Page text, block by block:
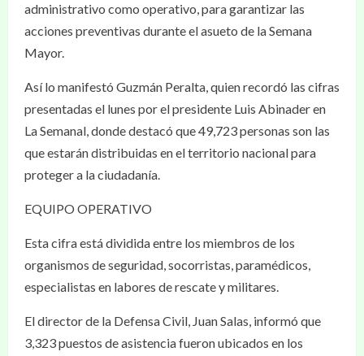
administrativo como operativo, para garantizar las
acciones preventivas durante el asueto de la Semana
Mayor.
Así lo manifestó Guzmán Peralta, quien recordó las cifras
presentadas el lunes por el presidente Luis Abinader en
La Semanal, donde destacó que 49,723 personas son las
que estarán distribuidas en el territorio nacional para
proteger a la ciudadanía.
EQUIPO OPERATIVO
Esta cifra está dividida entre los miembros de los
organismos de seguridad, socorristas, paramédicos,
especialistas en labores de rescate y militares.
El director de la Defensa Civil, Juan Salas, informó que
3,323 puestos de asistencia fueron ubicados en los